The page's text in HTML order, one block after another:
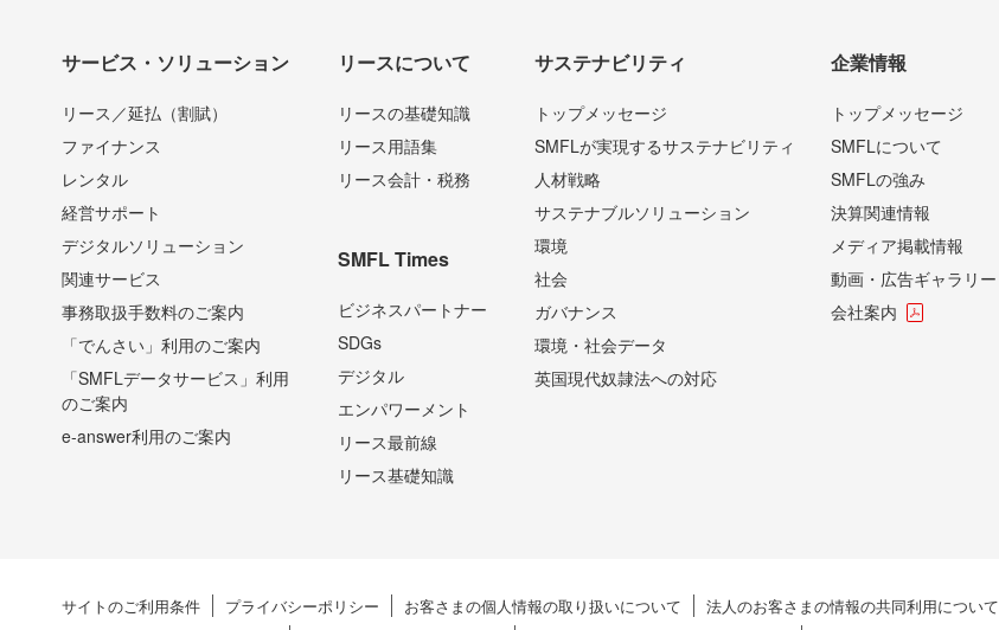
サービス・ソリューション
リース／延払（割賦）
ファイナンス
レンタル
経営サポート
デジタルソリューション
関連サービス
事務取扱手数料のご案内
「でんさい」利用のご案内
「SMFLデータサービス」利⽤
のご案内
e-answer利用のご案内
リースについて
リースの基礎知識
リース用語集
リース会計・税務
SMFL Times
ビジネスパートナー
SDGs
デジタル
エンパワーメント
リース最前線
リース基礎知識
サステナビリティ
トップメッセージ
SMFLが実現するサステナビリティ
人材戦略
サステナブルソリューション
環境
社会
ガバナンス
環境・社会データ
英国現代奴隷法への対応
企業情報
トップメッセージ
SMFLについて
SMFLの強み
決算関連情報
メディア掲載情報
動画・広告ギャラリー
会社案内
サイトのご利用条件 プライバシーポリシー お客さまの個人情報の取り扱いについて 法人のお客さまの情報の共同利用について